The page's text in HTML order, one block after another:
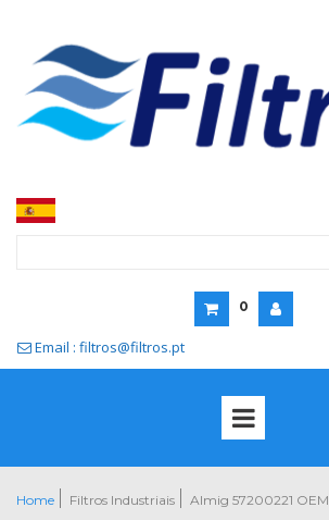
0
 Email : filtros@filtros.pt
Home Filtros Industriais Almig 57200221 OEM